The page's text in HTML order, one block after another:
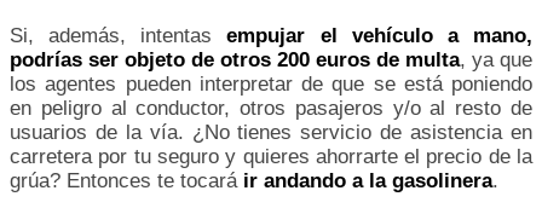
Si, además, intentasempujar el vehículo a mano,
podrías ser objeto de otros 200 euros de multa, ya que
los agentes pueden interpretar de que se está poniendo
en peligro al conductor, otros pasajeros y/o al resto de
usuarios de la vía. ¿No tienes servicio de asistencia en
carretera por tu seguro y quieres ahorrarte el precio de la
grúa? Entonces te tocará ir andando a la gasolinera.